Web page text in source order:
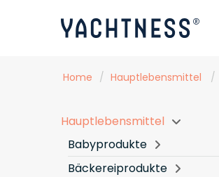
Home / Hauptlebensmittel /
Hauptlebensmittel
Babyprodukte
Bäckereiprodukte